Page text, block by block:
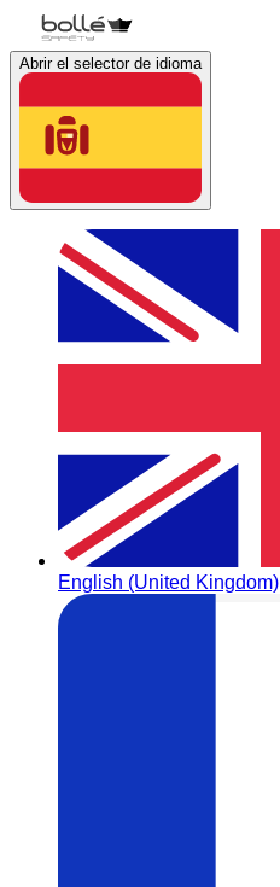
Abrir el selector de idioma
English (United Kingdom)